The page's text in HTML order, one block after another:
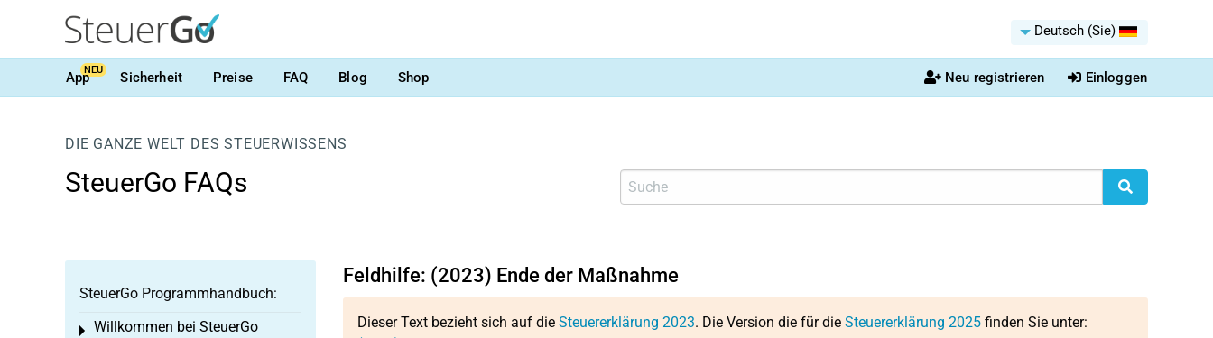
Deutsch (Sie)
AppNEU Sicherheit Preise FAQ Blog Shop Neu registrieren Einloggen
DIE GANZE WELT DES STEUERWISSENS
SteuerGo FAQs
Feldhilfe: (2023) Ende der Maßnahme
Dieser Text bezieht sich auf die Steuererklärung 2023. Die Version die für die Steuererklärung 2025finden Sie unter:
SteuerGo Programmhandbuch:
Willkommen bei SteuerGo
Toggle menu